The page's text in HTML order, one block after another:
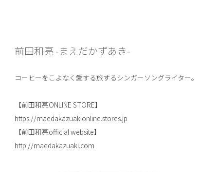
前田和亮 -まえだかずあき-
コーヒーをこよなく愛する旅するシンガーソングライター。
【前田和亮ONLINE STORE】
https://maedakazuakionline.stores.jp
【前田和亮official website】
http://maedakazuaki.com